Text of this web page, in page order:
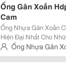
Ống Gân Xoắn
Cam
Ống Nhựa Gân Xoắn
Hiện Đại Nhất Cho
Kính Từ 25Mm Đến 250Mm . Ưu Điểm: Độ Dài Liên Tục, Dễ
Khả Năng Chịu Lực
Ống Nhựa Gân
Thọ, Q.thủ Đức